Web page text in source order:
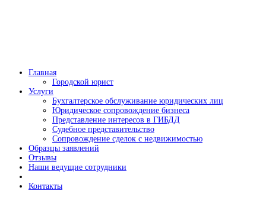
Главная
Городской юрист
Услуги
Бухгалтерское обслуживание юридических лиц
Юридическое сопровождение бизнеса
Представление интересов в ГИБДД
Судебное представительство
Сопровождение сделок с недвижимостью
Образцы заявлений
Отзывы
Наши ведущие сотрудники
Контакты